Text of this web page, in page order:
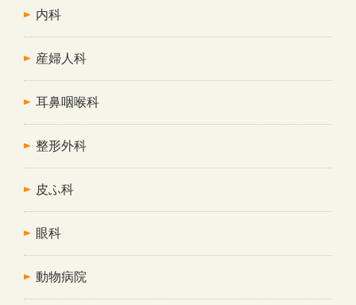
内科
産婦人科
耳鼻咽喉科
整形外科
皮ふ科
眼科
動物病院